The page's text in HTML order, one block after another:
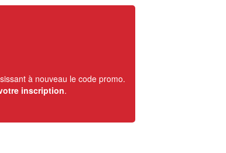
à nouveau le code promo.
inscription.